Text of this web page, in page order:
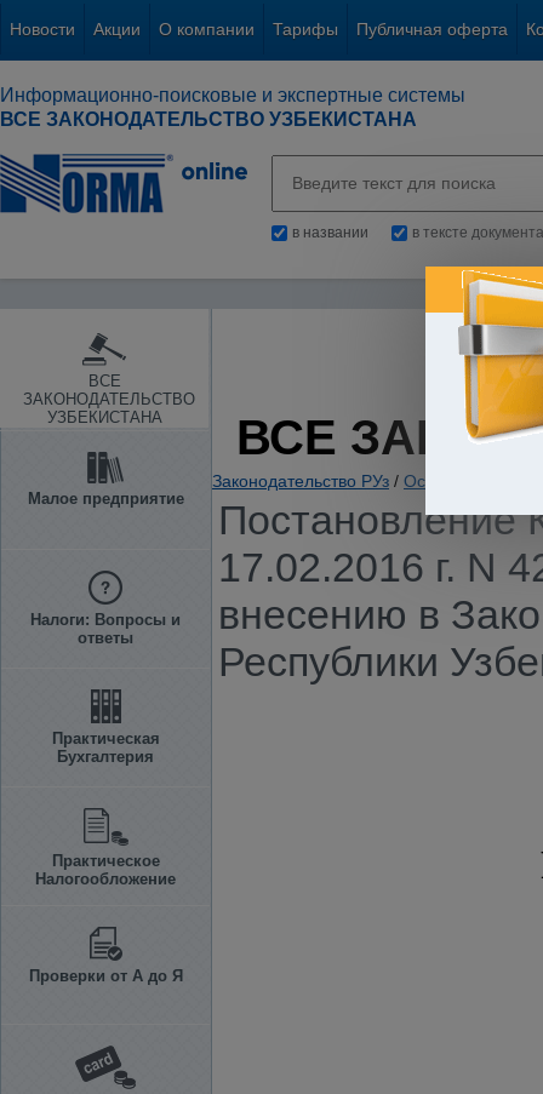
Новости Акции О компании Тарифы Публичная оферта
Информационно-поисковые и экспертные системы
ВСЕ ЗАКОНОДАТЕЛЬСТВО УЗБЕКИСТАНА
в названии в тексте документа
ВСЕ
ЗАКОНОДАТЕЛЬСТВО
УЗБЕКИСТАНА
Малое предприятие
Налоги: Вопросы и
ответы
Практическая
Бухгалтерия
Практическое
Налогообложение
Проверки от А до Я
ВСЕ
Законодательство РУз / Основы
Постановление
17.02.2016 г. N
внесению в
Республики